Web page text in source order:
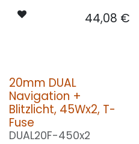
44,08 €
20mm DUAL
Navigation +
Blitzlicht, 45Wx2, T-
Fuse
DUAL20F-450x2